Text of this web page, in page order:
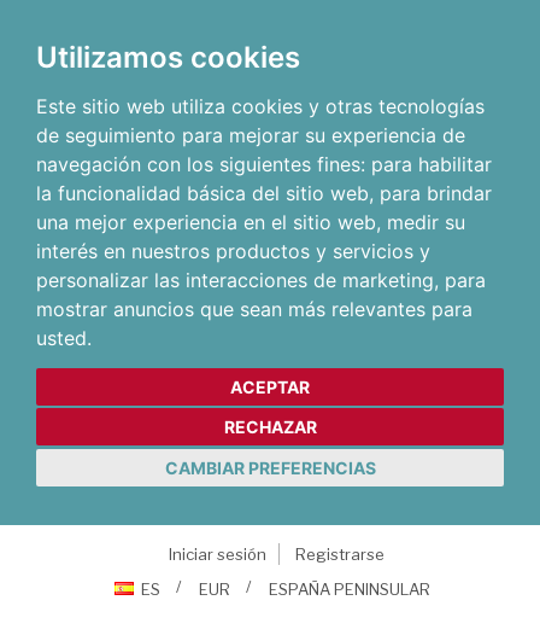
Utilizamos cookies
Este sitio web utiliza cookies y otras tecnologías
de seguimiento para mejorar su experiencia de
navegación con los siguientes fines: para habilitar
la funcionalidad básica del sitio web, para brindar
una mejor experiencia en el sitio web, medir su
interés en nuestros productos y servicios y
personalizar las interacciones de marketing, para
mostrar anuncios que sean más relevantes para
usted.
ACEPTAR
RECHAZAR
CAMBIAR PREFERENCIAS
Iniciar sesión
Registrarse
ES
EUR ESPAÑA PENINSULAR